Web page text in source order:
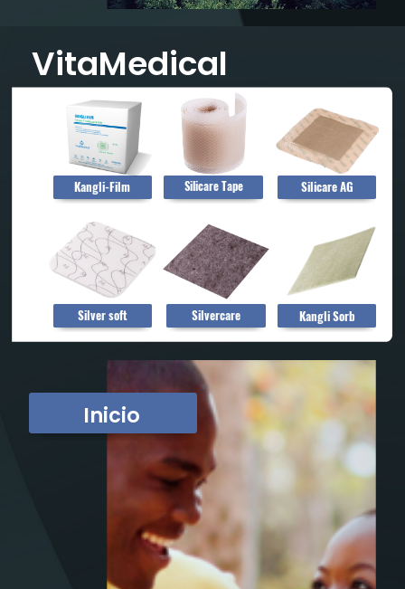
Silver soft Silvercare
Silicare Tape Silicare AG
Kangli Sorb
VitaMedical
Kangli-Film
Inicio